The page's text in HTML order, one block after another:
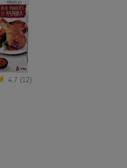
4.7 (12)